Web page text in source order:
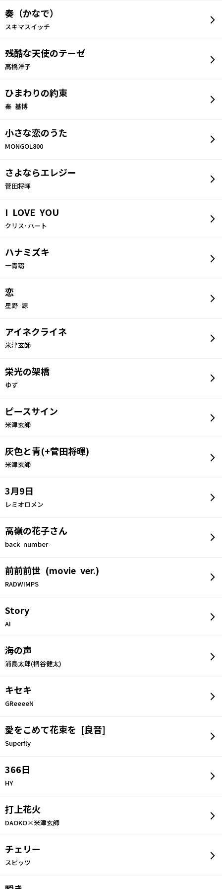
奏（かなで）
スキマスイッチ
残酷な天使のテーゼ
高橋洋子
ひまわりの約束
秦 基博
小さな恋のうた
MONGOL800
さよならエレジー
菅田将暉
I LOVE YOU
クリス･ハート
ハナミズキ
一青窈
恋
星野 源
アイネクライネ
米津玄師
栄光の架橋
ゆず
ピースサイン
米津玄師
灰色と青(+菅田将暉)
米津玄師
3月9日
レミオロメン
高嶺の花子さん
back number
前前前世 (movie ver.)
RADWIMPS
Story
AI
海の声
浦島太郎(桐谷健太)
キセキ
GReeeeN
愛をこめて花束を [良音]
Superfly
366日
HY
打上花火
DAOKO×米津玄師
チェリー
スピッツ